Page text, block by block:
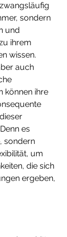
sondern
und
ihrem
wissen.
auch
können ihre
es
sondern
um
die sich
ergeben,